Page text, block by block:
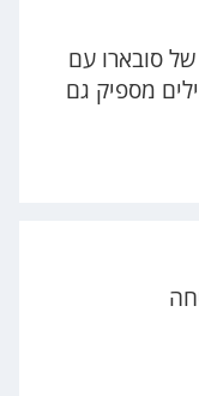
סובארו עם
מספיק גם